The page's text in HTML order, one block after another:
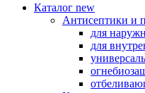
Каталог new
Антисептики и
для
для